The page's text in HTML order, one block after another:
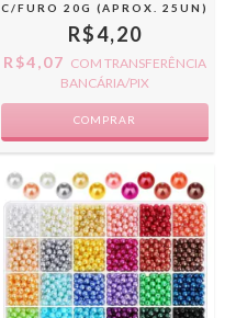
C/FURO 20G (APROX. 25UN)
R$4,20
R$4,07 COM TRANSFERÊNCIA
BANCÁRIA/PIX
COMPRAR